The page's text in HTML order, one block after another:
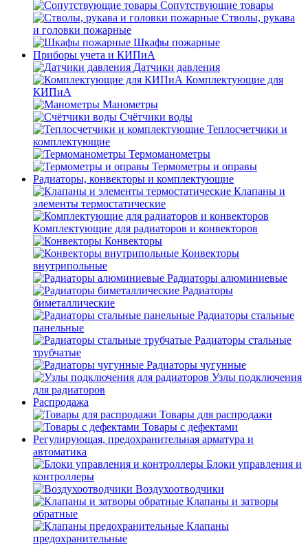
Сопутствующие товары
Стволы, рукава
и головки пожарные
Шкафы пожарные
Приборы учета и КИПиА
Датчики давления
Комплектующие для
КИПиА
Манометры
Счётчики воды
Теплосчетчики и
комплектующие
Термоманометры
Термометры и оправы
Радиаторы, конвекторы и комплектующие
Клапаны и
элементы термостатические
Комплектующие для радиаторов и конвекторов
Конвекторы
Конвекторы
внутрипольные
Радиаторы алюминиевые
Радиаторы
биметаллические
Радиаторы стальные
панельные
Радиаторы стальные
трубчатые
Радиаторы чугунные
Узлы подключения
для радиаторов
Распродажа
Товары для распродажи
Товары с дефектами
Регулирующая, предохранительная арматура и
автоматика
Блоки управления и
контроллеры
Воздухоотводчики
Клапаны и затворы
обратные
Клапаны
предохранительные